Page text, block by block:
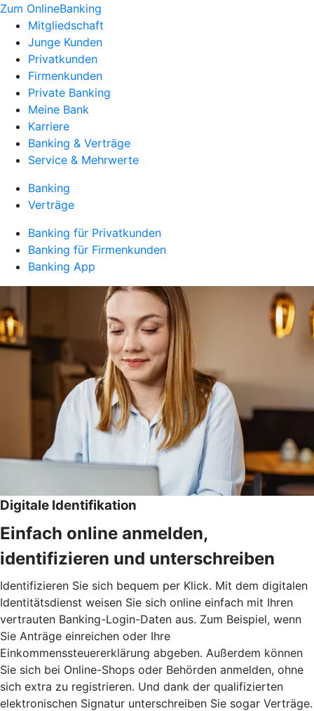
Zum OnlineBanking
Mitgliedschaft
Junge Kunden
Privatkunden
Firmenkunden
Private Banking
Meine Bank
Karriere
Banking & Verträge
Service & Mehrwerte
Banking
Verträge
Banking für Privatkunden
Banking für Firmenkunden
Banking App
Digitale Identifikation
Einfach online anmelden,
identifizieren und unterschreiben
Identifizieren Sie sich bequem per Klick. Mit dem digitalen
Identitätsdienst weisen Sie sich online einfach mit Ihren
vertrauten Banking-Login-Daten aus. Zum Beispiel, wenn
Sie Anträge einreichen oder Ihre
Einkommenssteuererklärung abgeben. Außerdem können
Sie sich bei Online-Shops oder Behörden anmelden, ohne
sich extra zu registrieren. Und dank der qualifizierten
elektronischen Signatur unterschreiben Sie sogar Verträge.